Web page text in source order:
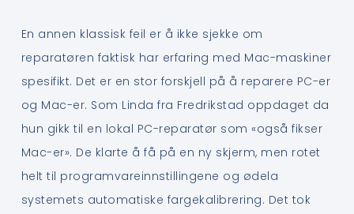
En annen klassisk feil er å ikke sjekke om
reparatøren faktisk har erfaring med Mac-maskiner
spesifikt. Det er en stor forskjell på å reparere PC-er
og Mac-er. Som Linda fra Fredrikstad oppdaget da
hun gikk til en lokal PC-reparatør som «også fikser
Mac-er». De klarte å få på en ny skjerm, men rotet
helt til programvareinnstillingene og ødela
systemets automatiske fargekalibrering. Det tok